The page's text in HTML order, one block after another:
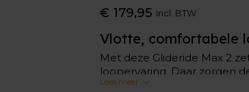
€ 179,95 Incl. BTW
Vlotte, comfortabele
Met deze Glideride Max 2
loopervaring. Daar zorgen
in de voorvoet voor.
Lees meer